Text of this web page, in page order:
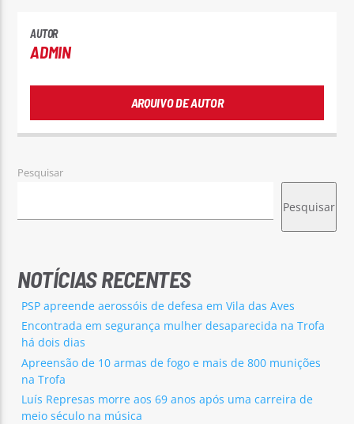
AUTOR
ADMIN
ARQUIVO DE AUTOR
Pesquisar
Pesquisar
NOTÍCIAS RECENTES
PSP apreende aerossóis de defesa em Vila das Aves
Encontrada em segurança mulher desaparecida na Trofa
há dois dias
Apreensão de 10 armas de fogo e mais de 800 munições
na Trofa
Luís Represas morre aos 69 anos após uma carreira de
meio século na música